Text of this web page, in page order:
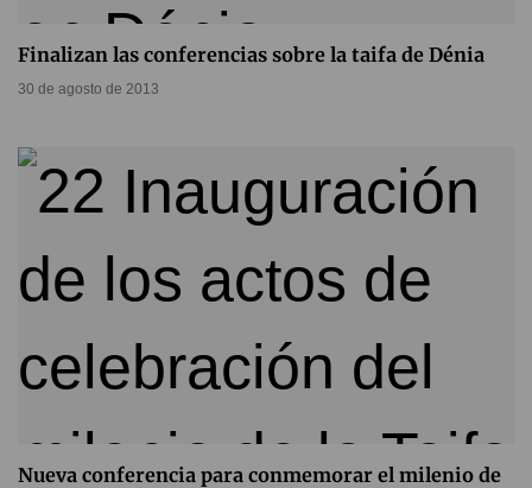
Finalizan las conferencias sobre la taifa de Dénia
30 de agosto de 2013
Nueva conferencia para conmemorar el milenio de